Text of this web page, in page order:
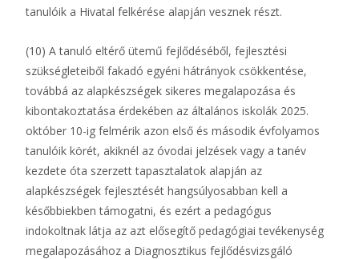
tanulóik a Hivatal felkérése alapján vesznek részt.
(10) A tanuló eltérő ütemű fejlődéséből, fejlesztési
szükségleteiből fakadó egyéni hátrányok csökkentése,
továbbá az alapkészségek sikeres megalapozása és
kibontakoztatása érdekében az általános iskolák 2025.
október 10-ig felmérik azon első és második évfolyamos
tanulóik körét, akiknél az óvodai jelzések vagy a tanév
kezdete óta szerzett tapasztalatok alapján az
alapkészségek fejlesztését hangsúlyosabban kell a
későbbiekben támogatni, és ezért a pedagógus
indokoltnak látja az azt elősegítő pedagógiai tevékenység
megalapozásához a Diagnosztikus fejlődésvizsgáló